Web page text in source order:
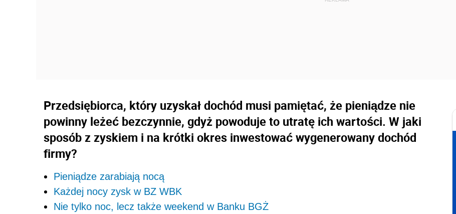
Przedsiębiorca, który uzyskał dochód musi pamiętać, że pieniądze nie
powinny leżeć bezczynnie, gdyż powoduje to utratę ich wartości. W jaki
sposób z zyskiem i na krótki okres inwestować wygenerowany dochód
firmy?
Pieniądze zarabiają nocą
Każdej nocy zysk w BZ WBK
Nie tylko noc, lecz także weekend w Banku BGŻ